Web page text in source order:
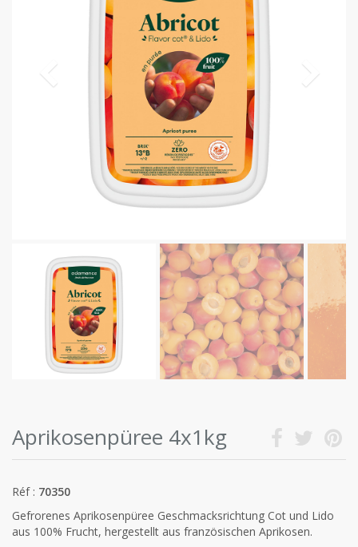
Aprikosenpüree 4x1kg
Réf : 70350
Gefrorenes Aprikosenpüree Geschmacksrichtung Cot und Lido
aus 100% Frucht, hergestellt aus französischen Aprikosen.